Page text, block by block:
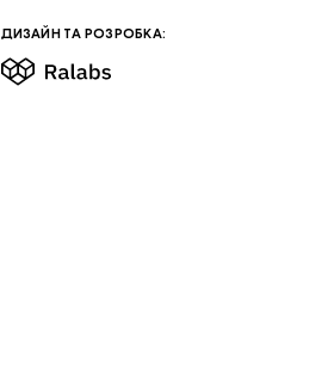
ДИЗАЙН ТА РОЗРОБКА: